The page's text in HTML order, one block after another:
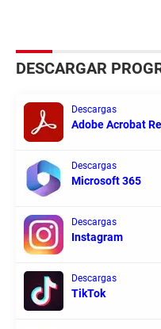
DESCARGAR
Descargas
Adobe Acrobat
Descargas
Microsoft 365
Descargas
Instagram
Descargas
TikTok